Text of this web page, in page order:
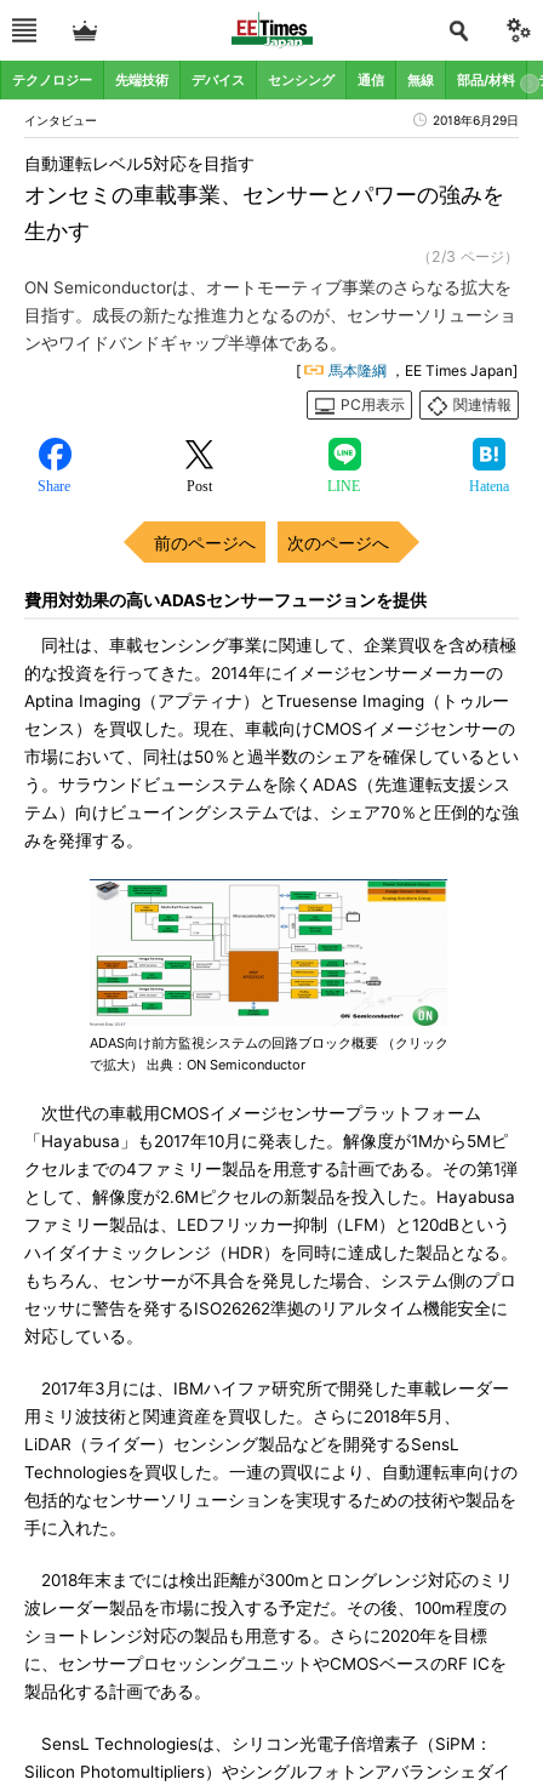
テクノロジー 先端技術 デバイス センシング 通信 無線 部品/材料
インタビュー 2018年6月29日
オンセミの車載事業、センサーとパワーの強みを
生かす
自動運転レベル5対応を目指す
（2/3 ページ）
ON Semiconductorは、オートモーティブ事業のさらなる拡大を
目指す。成長の新たな推進力となるのが、センサーソリューショ
ンやワイドバンドギャップ半導体である。
[ 馬本隆綱 ，EE Times Japan]
PC用表示
関連情報
Share Post LINE Hatena
前のページへ 次のページへ
費用対効果の高いADASセンサーフュージョンを提供
同社は、車載センシング事業に関連して、企業買収を含め積極
的な投資を行ってきた。2014年にイメージセンサーメーカーの
Aptina Imaging（アプティナ）とTruesense Imaging（トゥルー
センス）を買収した。現在、車載向けCMOSイメージセンサーの
市場において、同社は50％と過半数のシェアを確保しているとい
う。サラウンドビューシステムを除くADAS（先進運転支援シス
テム）向けビューイングシステムでは、シェア70％と圧倒的な強
みを発揮する。
ADAS向け前方監視システムの回路ブロック概要 （クリック
で拡大） 出典：ON Semiconductor
次世代の車載用CMOSイメージセンサープラットフォーム
「Hayabusa」も2017年10月に発表した。解像度が1Mから5Mピ
クセルまでの4ファミリー製品を用意する計画である。その第1弾
として、解像度が2.6Mピクセルの新製品を投入した。Hayabusa
ファミリー製品は、LEDフリッカー抑制（LFM）と120dBという
ハイダイナミックレンジ（HDR）を同時に達成した製品となる。
もちろん、センサーが不具合を発見した場合、システム側のプロ
セッサに警告を発するISO26262準拠のリアルタイム機能安全に
対応している。
2017年3月には、IBMハイファ研究所で開発した車載レーダー
用ミリ波技術と関連資産を買収した。さらに2018年5月、
LiDAR（ライダー）センシング製品などを開発するSensL
Technologiesを買収した。一連の買収により、自動運転車向けの
包括的なセンサーソリューションを実現するための技術や製品を
手に入れた。
2018年末までには検出距離が300mとロングレンジ対応のミリ
波レーダー製品を市場に投入する予定だ。その後、100m程度の
ショートレンジ対応の製品も用意する。さらに2020年を目標
に、センサープロセッシングユニットやCMOSベースのRF ICを
製品化する計画である。
SensL Technologiesは、シリコン光電子倍増素子（SiPM：
Silicon Photomultipliers）やシングルフォトンアバランシェダイ